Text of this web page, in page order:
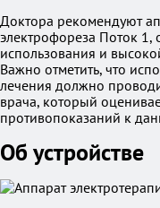
Доктора рекомендуют
электрофореза Поток 1,
использования и
Важно отметить, что
лечения должно
врача, который
противопоказаний к
Об устройстве